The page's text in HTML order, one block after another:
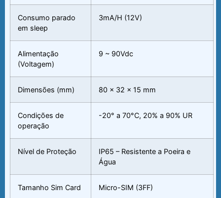
Consumo parado
em sleep
3mA/H (12V)
Alimentação
(Voltagem)
9 ~ 90Vdc
Dimensões (mm) 80 x 32 x 15 mm
Condições de
operação
-20° a 70°C, 20% a 90% UR
Nível de Proteção
IP65 – Resistente a Poeira e
Água
Tamanho Sim Card Micro-SIM (3FF)